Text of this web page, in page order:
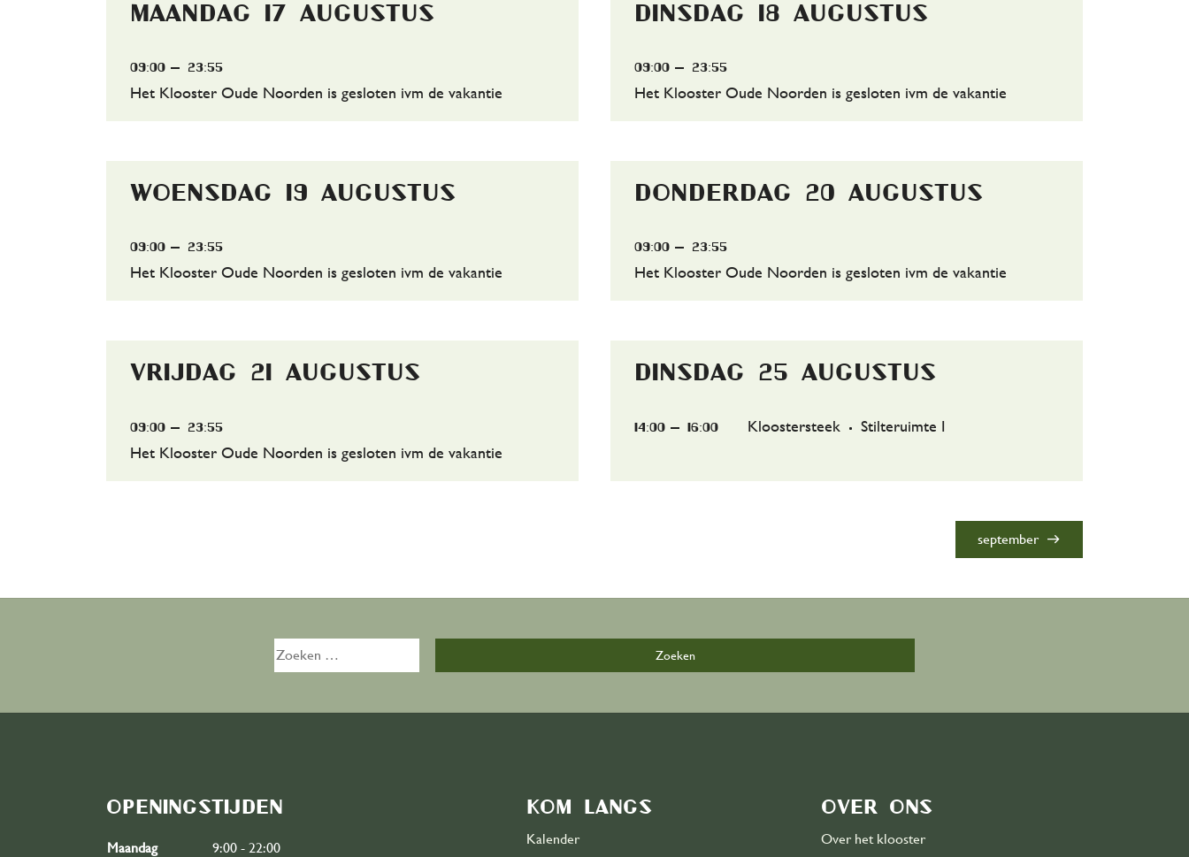
maandag 17 augustus
09:00 23:55
Het Klooster Oude Noorden is gesloten ivm de vakantie
dinsdag 18 augustus
09:00 23:55
Het Klooster Oude Noorden is gesloten ivm de vakantie
woensdag 19 augustus
09:00 23:55
Het Klooster Oude Noorden is gesloten ivm de vakantie
donderdag 20 augustus
09:00 23:55
Het Klooster Oude Noorden is gesloten ivm de vakantie
vrijdag 21 augustus
09:00 23:55
Het Klooster Oude Noorden is gesloten ivm de vakantie
dinsdag 25 augustus
14:00 16:00 Kloostersteek Stilteruimte I
september east
Organisatie
Ons team
Zoeken
naar:
Openingstijden
Maandag
9:00 - 22:00
Kom langs
Kalender
Over ons
Over het klooster